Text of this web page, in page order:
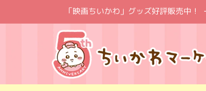
「映画ちいかわ」グッズ好評販売中！